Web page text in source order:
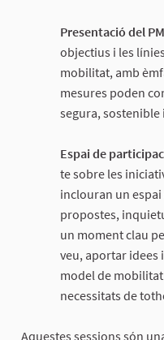
Presentació del
objectius i les
mobilitat, amb
mesures poden
segura,
Espai de
te sobre les
inclouran un
propostes,
un moment clau
veu, aportar idees
model de
necessitats de
Aquestes sessions són